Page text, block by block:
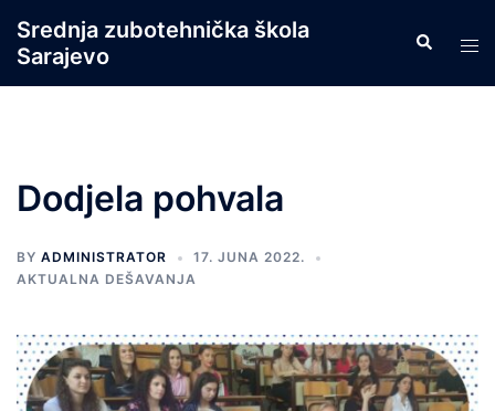
content
Srednja zubotehnička škola
Sarajevo
Search
Dodjela pohvala
BY ADMINISTRATOR
17. JUNA 2022.
AKTUALNA DEŠAVANJA